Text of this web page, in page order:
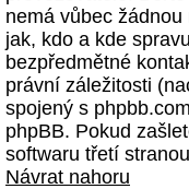
nemá vůbec
jak, kdo a kde
bezpředmětné
právní záležitosti
spojený s
phpBB. Pokud
softwaru třetí
Návrat nahoru